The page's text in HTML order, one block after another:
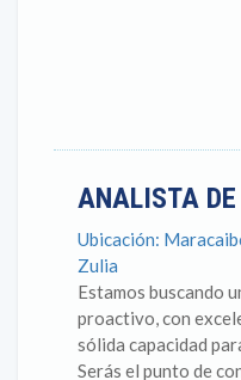
ANALISTA
Ubicación:
Zulia
Estamos buscando
proactivo, con
sólida capacidad
Serás el punto de